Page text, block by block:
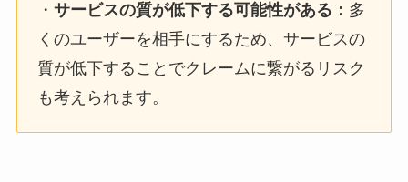
・サービスの質が低下する可能性がある： 多
くのユーザーを相手にするため、サービスの
質が低下することでクレームに繋がるリスク
も考えられます。